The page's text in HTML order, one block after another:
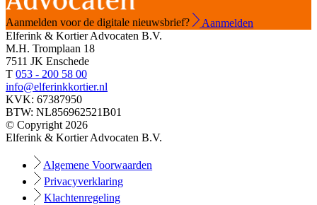
Aanmelden voor de digitale nieuwsbrief?
Aanmelden
Elferink & Kortier Advocaten B.V.
M.H. Tromplaan 18
7511 JK Enschede
T 053 - 200 58 00
info@elferinkkortier.nl
KVK: 67387950
BTW: NL856962521B01
© Copyright 2026
Elferink & Kortier Advocaten B.V.
Algemene Voorwaarden
Privacyverklaring
Klachtenregeling